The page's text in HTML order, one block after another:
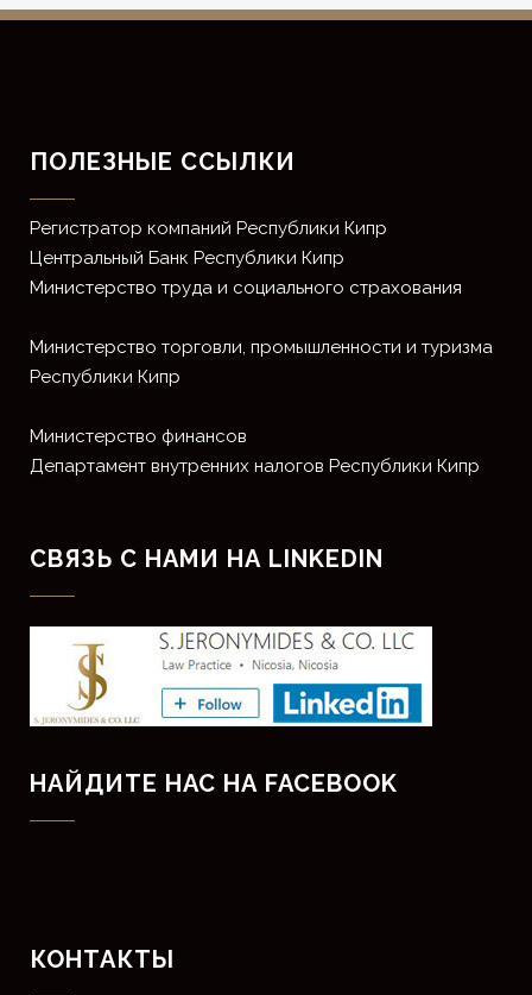
ПОЛЕЗНЫЕ ССЫЛКИ
Регистратор компаний Республики Кипр
Центральный Банк Республики Кипр
Министерство труда и социального страхования
Министерство торговли, промышленности и туризма
Республики Кипр
Министерство финансов
Департамент внутренних налогов Республики Кипр
СВЯЗЬ С НАМИ НА LINKEDIN
НАЙДИТЕ НАС НА FACEBOOK
КОНТАКТЫ